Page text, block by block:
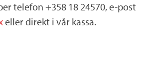
telefon +358 18 24570, e-post
eller direkt i vår kassa.